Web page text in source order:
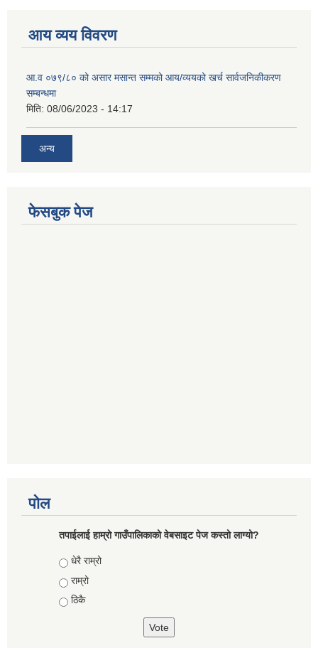
आय व्यय विवरण
आ.व ०७९/८० को असार मसान्त सम्मको आय/व्ययको खर्च सार्वजनिकीकरण
सम्बन्धमा
मिति: 08/06/2023 - 14:17
अन्य
फेसबुक पेज
पोल
तपाईलाई हाम्रो गाउँपालिकाको वेबसाइट पेज कस्तो लाग्यो?
Choices
धेरै राम्रो
राम्रो
ठिकै